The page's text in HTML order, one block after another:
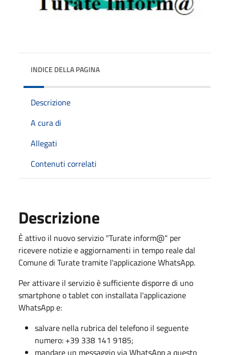
INDICE DELLA PAGINA
Descrizione
A cura di
Allegati
Contenuti correlati
Descrizione
È attivo il nuovo servizio "Turate inform@" per
ricevere notizie e aggiornamenti in tempo reale dal
Comune di Turate tramite l'applicazione WhatsApp.
Per attivare il servizio è sufficiente disporre di uno
smartphone o tablet con installata l'applicazione
WhatsApp e:
salvare nella rubrica del telefono il seguente
numero: +39 338 141 9185;
mandare un messaggio via WhatsApp a questo